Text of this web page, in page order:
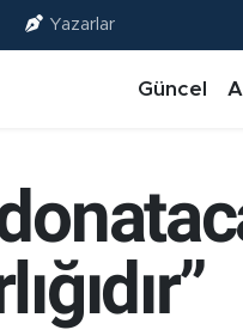
Yazarlar
Güncel